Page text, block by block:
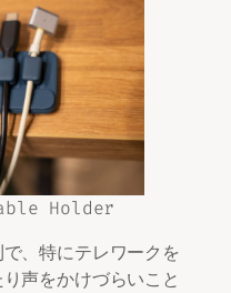
Holder
、特にテレワークを
声をかけづらいこと